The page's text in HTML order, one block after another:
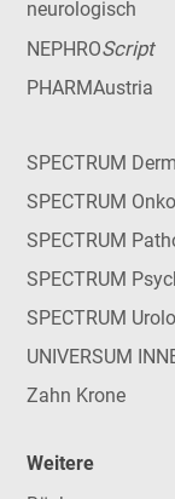
neurologisch
NEPHROScript
PHARMAustria
SPECTRUM
SPECTRUM
SPECTRUM
SPECTRUM
SPECTRUM
UNIVERSUM
Zahn Krone
Weitere